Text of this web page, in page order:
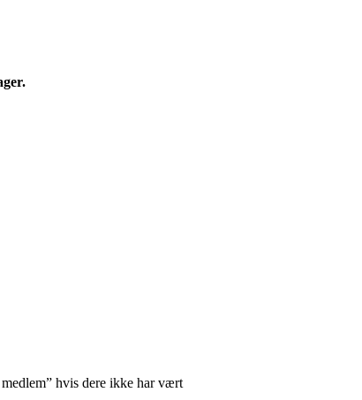
hvis dere ikke har vært